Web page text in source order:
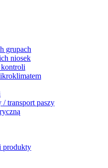
grupach
niosek
kontroli
/ transport paszy
produkty